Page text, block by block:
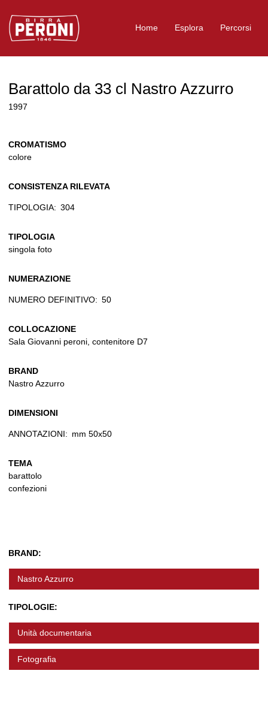
Logo Birra Peroni
Home Esplora Percorsi
Barattolo da 33 cl Nastro Azzurro
1997
CROMATISMO
colore
CONSISTENZA RILEVATA
TIPOLOGIA: 304
TIPOLOGIA
singola foto
NUMERAZIONE
NUMERO DEFINITIVO: 50
COLLOCAZIONE
Sala Giovanni peroni, contenitore D7
BRAND
Nastro Azzurro
DIMENSIONI
ANNOTAZIONI: mm 50x50
TEMA
barattolo
confezioni
BRAND:
Nastro Azzurro
TIPOLOGIE:
Unità documentaria
Fotografia